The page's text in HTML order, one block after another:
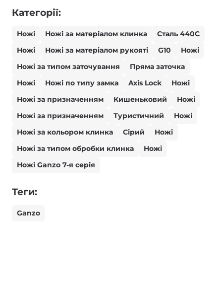
Категорії:
Ножі Ножі за матеріалом клинка
Сталь 440С
Ножі
Ножі за матеріалом рукояті G10
Ножі
Ножі за типом заточування
Пряма заточка
Ножі
Ножі по типу замка Axis Lock
Ножі
Ножі за призначенням
Кишеньковий
Ножі
Ножі за призначенням
Туристичний
Ножі
Ножі за кольором клинка
Сірий
Ножі
Ножі за типом обробки клинка
Ножі
Ножі Ganzo 7-я серія
Теги:
Ganzo